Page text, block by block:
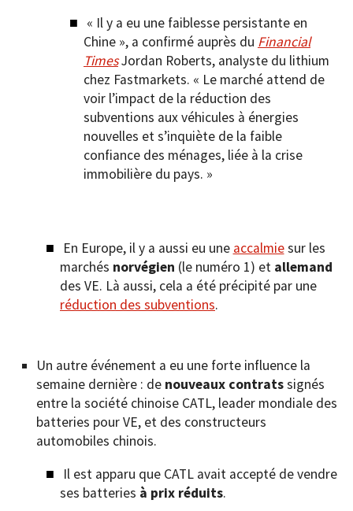
« Il y a eu une faiblesse persistante en
Chine », a confirmé auprès du Financial
TimesJordan Roberts, analyste du lithium
chez Fastmarkets. « Le marché attend de
voir l’impact de la réduction des
subventions aux véhicules à énergies
nouvelles et s’inquiète de la faible
confiance des ménages, liée à la crise
immobilière du pays. »
En Europe, il y a aussi eu une accalmiesur les
marchés norvégien (le numéro 1) et allemand
des VE. Là aussi, cela a été précipité par une
réduction des subventions.
Un autre événement a eu une forte influence la
semaine dernière : de nouveaux contratssignés
entre la société chinoise CATL, leader mondiale des
batteries pour VE, et des constructeurs
automobiles chinois.
Il est apparu que CATL avait accepté de vendre
ses batteries à prix réduits.